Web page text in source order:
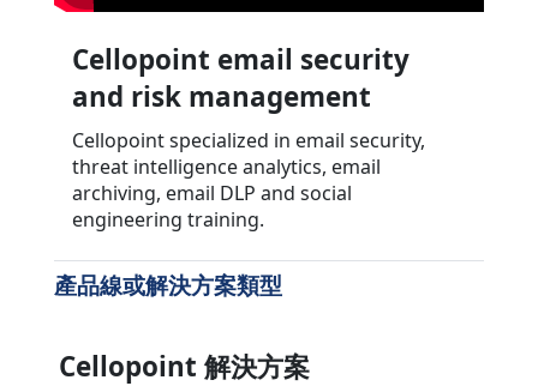
Cellopoint email security
and risk management
Cellopoint specialized in email security,
threat intelligence analytics, email
archiving, email DLP and social
engineering training.
產品線或解決方案類型
Cellopoint 解決方案